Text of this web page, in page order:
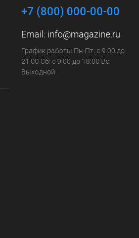
+7 (800) 000-00-00
Email: info@magazine.ru
График работы Пн-Пт: с 9:00 до
21:00 Сб: с 9:00 до 18:00 Вс:
Выходной